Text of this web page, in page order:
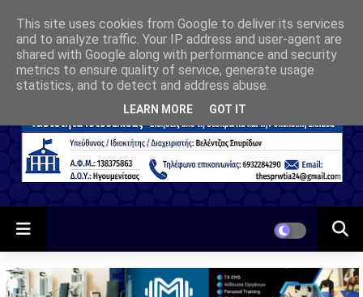
This site uses cookies from Google to deliver its services
and to analyze traffic. Your IP address and user-agent are
shared with Google along with performance and security
metrics to ensure quality of service, generate usage
statistics, and to detect and address abuse.
LEARN MORE GOT IT